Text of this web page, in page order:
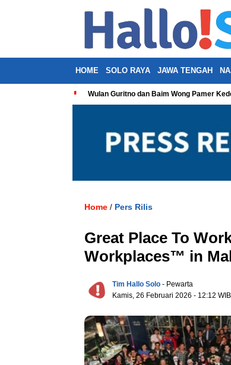
HOME SOLO RAYA JAWA TENGAH
Wulan Guritno dan Baim Wong Pamer
Home / Pers Rilis
Great Place To
Workplaces™ in
Tim Hallo Solo - Pewarta
Kamis, 26 Februari 2026 - 12:12 WIB